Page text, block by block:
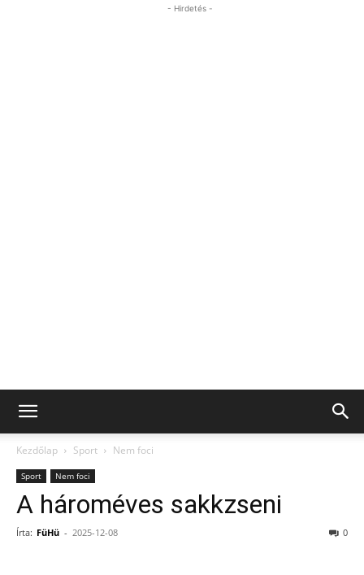
- Hirdetés -
Kezdőlap Sport Nem foci
Sport Nem foci
A hároméves sakkzseni
Írta: FüHü - 2025-12-08 0